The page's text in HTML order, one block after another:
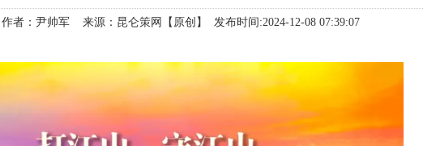
作者：尹帅军 来源：昆仑策网【原创】 发布时间:2024-12-08 07:39:07